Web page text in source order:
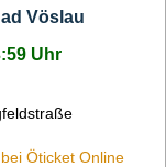
Vöslau
Uhr
Öticket Online